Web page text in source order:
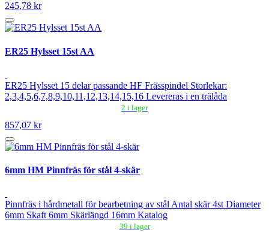
245,78 kr
ER25 Hylsset 15st AA
ER25 Hylsset 15 delar passande HF Frässpindel Storlekar:
2,3,4,5,6,7,8,9,10,11,12,13,14,15,16 Levereras i en trälåda
2 i lager
857,07 kr
6mm HM Pinnfräs för stål 4-skär
Pinnfräs i hårdmetall för bearbetning av stål Antal skär 4st Diameter
6mm Skaft 6mm Skärlängd 16mm Katalog
39 i lager